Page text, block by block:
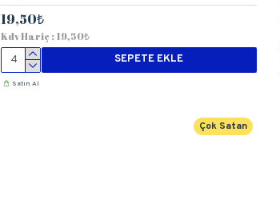
19,50₺
Kdv Hariç : 19,50₺
SEPETE EKLE
Satın Al
Çok Satan